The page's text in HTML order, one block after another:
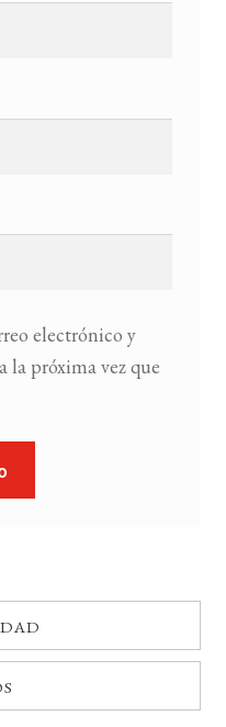
electrónico y
la próxima vez que